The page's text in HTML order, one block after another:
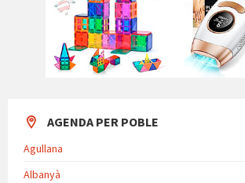
AGENDA PER POBLE
Agullana
Albanyà